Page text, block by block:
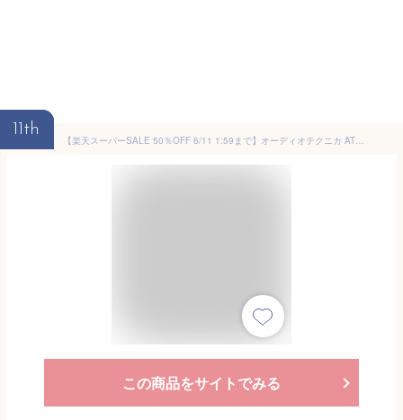
11th
【楽天スーパーSALE 50％OFF 6/11 1:59まで】オーディオテクニカ ATH-TWX9 完全ワイヤレス イヤホンBluetooth ノイズキャンセリング ヒアスルー マルチポイント対応 低遅延 通話 片耳 防滴 除菌システム 置くだけ充電
この商品をサイトでみる